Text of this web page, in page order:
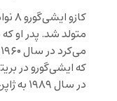
متولد شد. پدر او
که ایشی‌گورو در
در سال ۱۹۸۹ به ژاپن سفر کرد.